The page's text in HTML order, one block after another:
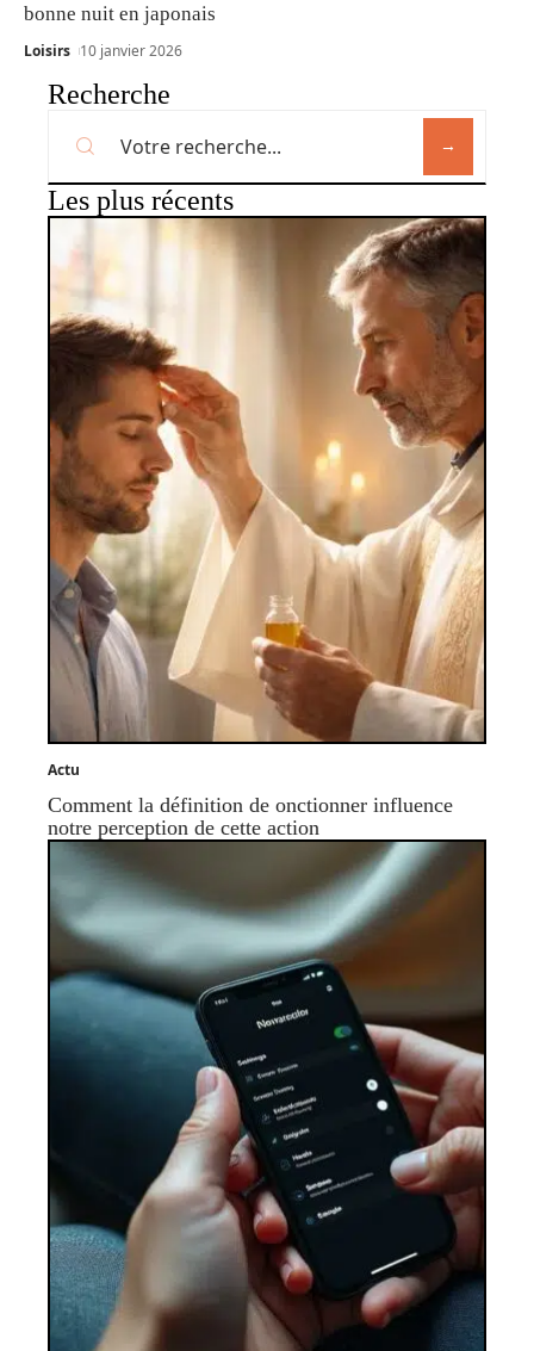
bonne nuit en japonais
Loisirs 10 janvier 2026
Recherche
Les plus récents
Actu
Comment la définition de onctionner influence
notre perception de cette action